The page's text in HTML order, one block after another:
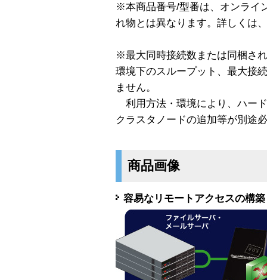
※本商品番号/型番は、オンライ
れ物とは異なります。詳しくは
※最大同時接続数または同梱さ
環境下のスループット、最大接
ません。
利用方法・環境により、ハー
クラスタノードの追加等が別途
商品画像
容易なリモートアクセスの構築